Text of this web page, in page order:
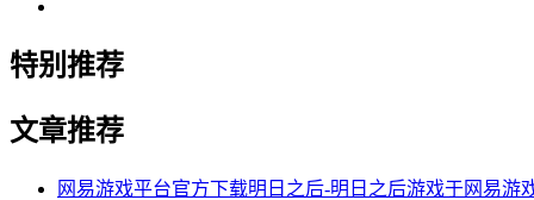
特别推荐
文章推荐
网易游戏平台官方下载明日之后-明日之后游戏于网易游